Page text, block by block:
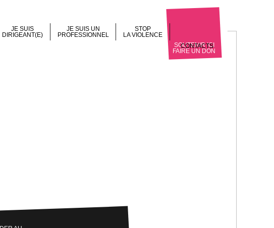
JE SUIS
DIRIGEANT(E)
JE SUIS UN
PROFESSIONNEL
STOP
LA VIOLENCE
SOUTENIR ICI
FAIRE UN DON
CONTACTS